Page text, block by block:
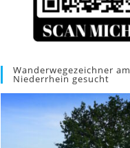
Wanderwegezeichner am
Niederrhein gesucht